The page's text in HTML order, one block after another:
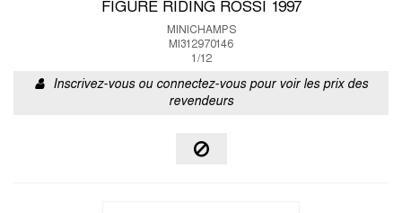
FIGURE RIDING ROSSI 1997
MINICHAMPS
MI312970146
1/12
Inscrivez-vous ou connectez-vous pour voir les prix des
revendeurs